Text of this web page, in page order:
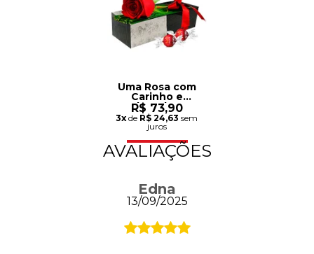
Uma Rosa com
Carinho e
Chocolate
Lindt
R$ 73,90
3xde R$ 24,63 sem
juros
AVALIAÇÕES
Edna
13/09/2025